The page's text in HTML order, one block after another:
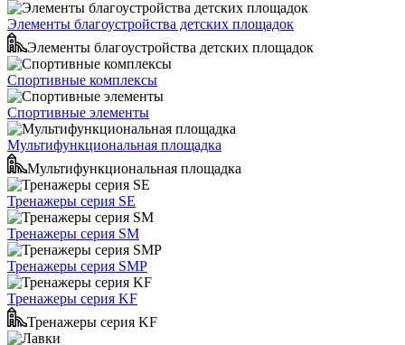
Элементы благоустройства детских площадок
Элементы благоустройства детских площадок
Спортивные комплексы
Спортивные элементы
Мультифункциональная площадка
Мультифункциональная площадка
Тренажеры серия SE
Тренажеры серия SM
Тренажеры серия SMP
Тренажеры серия KF
Тренажеры серия KF